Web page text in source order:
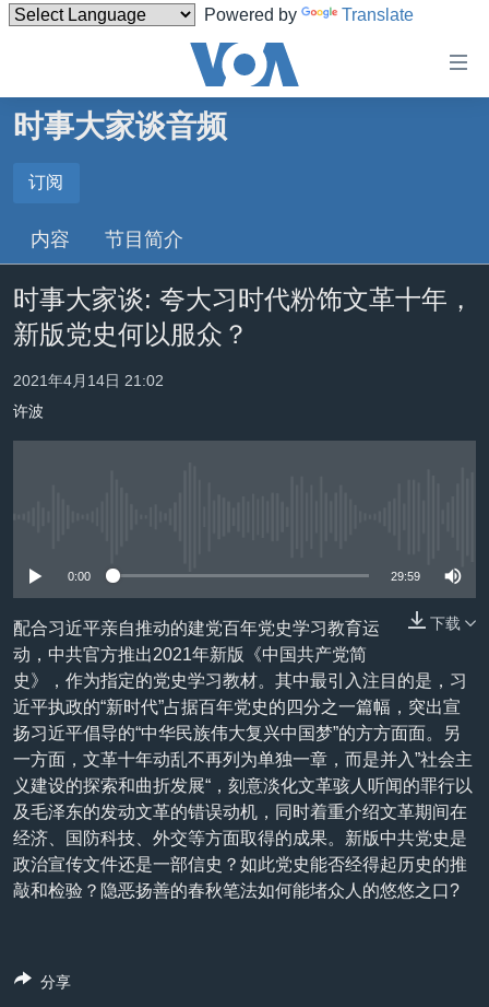
Powered by Translate
碍
到
内
容
跳
转
主页
美国
台湾
港澳
国际
最新国际新闻
印太
美洲
分类新闻
经济·金融·贸易
劳工
美中关系
美中关系
美国建国250周年
埃博拉疫情
美国之音专访
重要讲话与声明
台海两岸关系
南中国海争端
关注西藏
关注新疆
中文广播
关注我们
其他语言网站
时事大家谈音频
订阅
Spotify
订阅
内容 节目简介
时事大家谈: 夸大习时代粉饰文革十年，
新版党史何以服众？
2021年4月14日 21:02
许波
0:00 29:59
下载
配合习近平亲自推动的建党百年党史学习教育运
动，中共官方推出2021年新版《中国共产党简
史》，作为指定的党史学习教材。其中最引入注目的是，习
近平执政的“新时代”占据百年党史的四分之一篇幅，突出宣
扬习近平倡导的“中华民族伟大复兴中国梦”的方方面面。另
一方面，文革十年动乱不再列为单独一章，而是并入”社会主
义建设的探索和曲折发展“，刻意淡化文革骇人听闻的罪行以
及毛泽东的发动文革的错误动机，同时着重介绍文革期间在
经济、国防科技、外交等方面取得的成果。新版中共党史是
政治宣传文件还是一部信史？如此党史能否经得起历史的推
敲和检验？隐恶扬善的春秋笔法如何能堵众人的悠悠之口?
分享